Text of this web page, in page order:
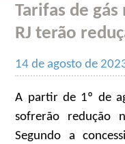
Tarifas de
RJ terão
14 de agosto de
A partir de 1º de
sofrerão redução
Segundo a